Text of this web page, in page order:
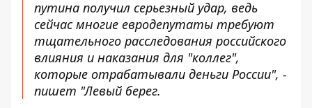
путина получил серьезный удар, ведь
сейчас многие евродепутаты требуют
тщательного расследования российского
влияния и наказания для "коллег",
которые отрабатывали деньги России", -
пишет "Левый берег.